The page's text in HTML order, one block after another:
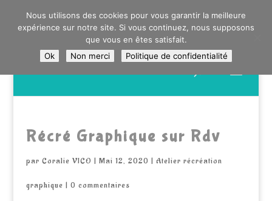
0603176412 - RDV CHEZ SO WATT À SAINT ANDRÉ OU
DANS LA MÉTROPOLE LILLOISE
CRAIENCO@GMAIL.COM
produits
Récré Graphique sur Rdv
par Coralie VICO | Mai 12, 2020 | Atelier récréation
graphique | 0 commentaires
Nous utilisons des cookies pour vous garantir la meilleure
expérience sur notre site. Si vous continuez, nous supposons
que vous en êtes satisfait.
Ok
Non merci Politique de confidentialité